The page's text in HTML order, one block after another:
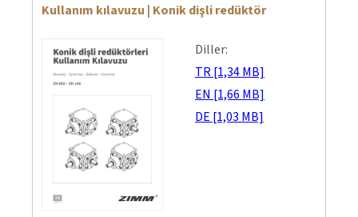
Kullanım kılavuzu | Konik dişli redüktör
Diller:
TR [1,34 MB]
EN [1,66 MB]
DE [1,03 MB]